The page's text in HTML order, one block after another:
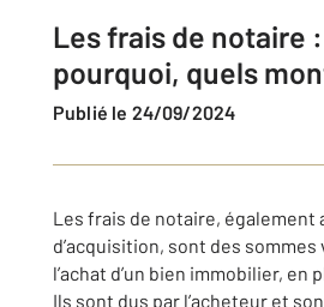
Les frais de notaire :
pourquoi, quels
Publié le 24/09/2024
Les frais de notaire, également
d’acquisition, sont des
l’achat d’un bien immobilier, en
Ils sont dus par l’acheteur et